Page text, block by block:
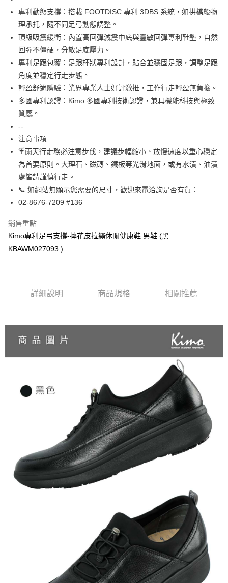
臺灣中小企業銀行
台中商業銀行
匯豐（台灣）商業銀行
聯邦商業銀行
元大商業銀行
永豐商業銀行
玉山商業銀行
台新國際商業銀行
中國信託商業銀行
台灣樂天信用卡公司
Apple Pay
街口支付
Google Pay
【關於「AFTEE先享後付」】
AFTEE先享後付是「在收到商品之後才付款」的支付方式。 讓您購物簡單
便利好安心！
２．便利：只要手機號碼，簡訊認證，即可結帳。
３．安心：先確認商品／服務後，再付款。
【「AFTEE先享後付」結帳流程】
１．於結帳方式選擇「AFTEE先享後付」後，將跳轉至「AFTEE先享後付」
結帳頁面，進行簡訊認證並確認金額後，即可完成結帳。
３．收到繳費通知簡訊後14天內，點擊此簡訊中的連結，可透過四大超商／
※ 請注意：結帳手續完成當下不需立刻繳費，但若您需要取消訂單，請聯絡
購買商品的店家。未經商家同意取消之訂單仍視為有效，需透過AFTEE先享
※ 交易是否成功請以「AFTEE先享後付 」之結帳頁面顯示為準，若有關於
【注意事項】
１．透過由恩沛科技股份有限公司提供之「AFTEE先享後付」服務完成之交
２．關於個人資料處理事宜，請瀏覽以下網址：
https://aftee.tw/terms/#terms3
３．未成年的使用者請事先徵得法定代理人或監護人之同意方可使用
４．使用「AFTEE先享後付」時，將依據個別帳號之用戶狀況，依本公司即
時審查核予不同之上限額度；若仍有額度不足之情形，本公司將視審查結果
請求用戶進行身份認證。
５．嚴禁一人註冊多個帳號或使用他人資訊註冊。若發現惡意使用之情形，
恩沛科技股份有限公司將有權停止該用戶之使用額度並採取法律行動。
ATM付款
運送方式
全家取貨付款
每筆NT$60，滿NT$1,000(含以上)免運費
7-11取貨付款
每筆NT$60，滿NT$1,000(含以上)免運費
宅配
每筆NT$90，滿NT$1,000(含以上)免運費
專利動態支撐：搭載 FOOTDISC 專利 3DBS 系統，如拱橋般物
理承托，隨不同足弓動態調整。
頂級吸震緩衝：內置高回彈減震中底與靈敏回彈專利鞋墊，自然
回彈不僵硬，分散足底壓力。
專利足跟包覆：足跟杯狀專利設計，貼合並穩固足跟，調整足跟
角度並穩定行走步態。
輕盈舒適體驗：業界專業人士好評激推，工作行走輕盈無負擔。
多國專利認證：Kimo 多國專利技術認證，兼具機能科技與極致
質感。
--
注意事項
☔雨天行走務必注意步伐，建議步幅縮小、放慢速度以重心穩定
為首要原則。大理石、磁磚、鐵板等光滑地面，或有水漬、油漬
處皆請謹慎行走。
📞 如網站無顯示您需要的尺寸，歡迎來電洽詢是否有貨：
02-8676-7209 #136
銷售重點
Kimo專利足弓支撐-摔花皮拉繩休閒健康鞋 男鞋 (黑
KBAWM027093 )
詳細說明 商品規格 相關推薦